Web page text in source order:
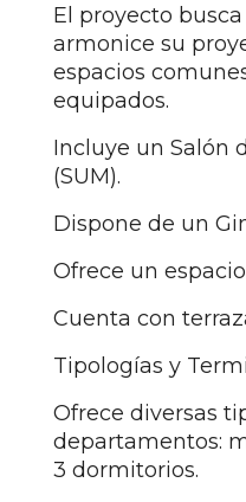
El proyecto
armonice su
espacios
equipados.
Incluye un Salón
(SUM).
Dispone de un
Ofrece un
Cuenta con
Tipologías y
Ofrece diversas
departamentos:
3 dormitorios.